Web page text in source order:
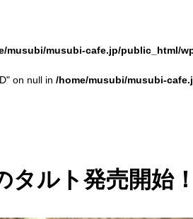
musubi/musubi-cafe.jp/public_html/
on null in /home/musubi/musubi-
タルト発売開始！